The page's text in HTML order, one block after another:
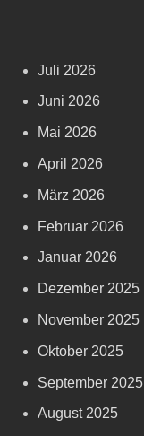
Juli 2026
Juni 2026
Mai 2026
April 2026
März 2026
Februar 2026
Januar 2026
Dezember 2025
November 2025
Oktober 2025
September 2025
August 2025